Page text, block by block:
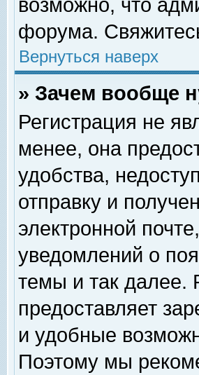
возможно, что
форума.
Вернуться наверх
» Зачем вообще
Регистрация не
менее, она
удобства,
отправку и
электронной
уведомлений о
темы и так далее.
предоставляет
и удобные
Поэтому мы